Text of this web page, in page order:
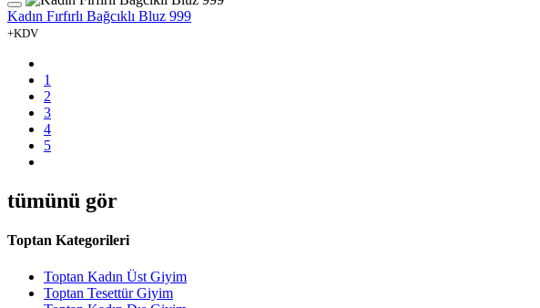
Kadın Fırfırlı Bağcıklı Bluz 999
+KDV
1
2
3
4
5
tümünü gör
Toptan Kategorileri
Toptan Kadın Üst Giyim
Toptan Tesettür Giyim